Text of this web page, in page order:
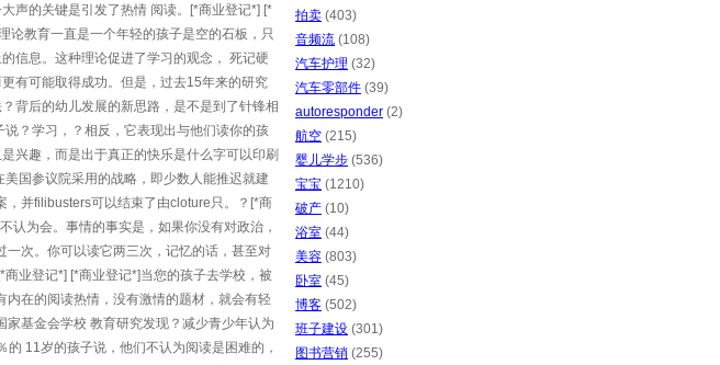
声的关键是引发了热情 阅读。[*商业登记*] [*
论教育一直是一个年轻的孩子是空的石板，只
信息。这种理论促进了学习的观念， 死记硬
有可能取得成功。但是，过去15年来的研究
背后的幼儿发展的新思路，是不是到了针锋相
说？学习，？相反，它表现出与他们读你的孩
兴趣，而是出于真正的快乐是什么字可以印刷
国参议院采用的战略，即少数人能推迟就建
，并filibusters可以结束了由cloture只。？[*商
认为会。事情的事实是，如果你没有对政治，
次。你可以读它两三次，记忆的话，甚至对
业登记*] [*商业登记*]当您的孩子去学校，被
在的阅读热情，没有激情的题材，就会有轻
基金会学校 教育研究发现？减少青少年认为
11岁的孩子说，他们不认为阅读是困难的，
拍卖 (403)
音频流 (108)
汽车护理 (32)
汽车零部件 (39)
autoresponder (2)
航空 (215)
婴儿学步 (536)
宝宝 (1210)
破产 (10)
浴室 (44)
美容 (803)
卧室 (45)
博客 (502)
班子建设 (301)
图书营销 (255)